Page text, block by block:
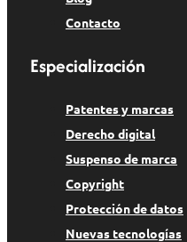
Contacto
Especialización
Patentes y marcas
Derecho digital
Suspenso de marca
Copyright
Protección de datos
Nuevas tecnologías